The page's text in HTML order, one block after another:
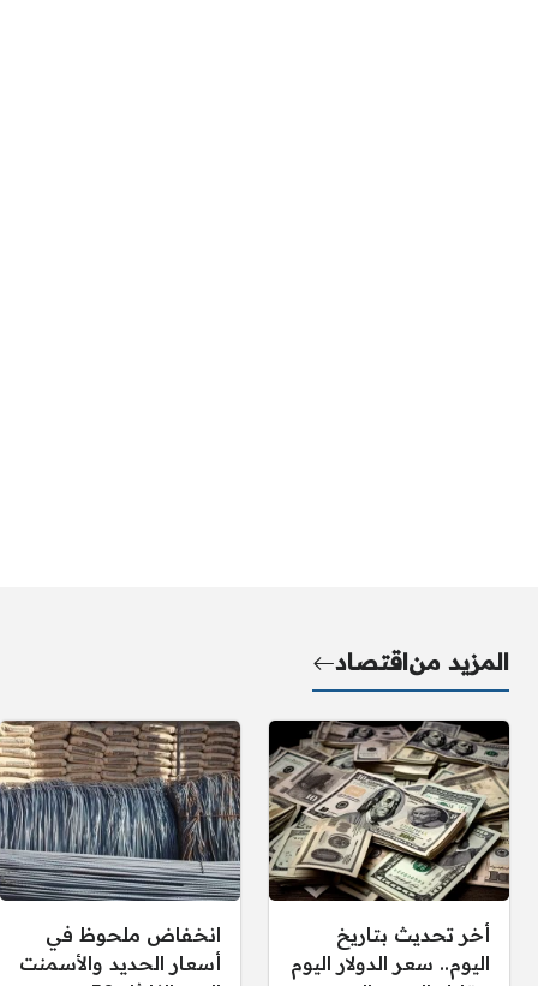
المزيد مناقتصاد
أخر تحديث بتاريخ
اليوم.. سعر الدولار اليوم
انخفاض ملحوظ في
أسعار الحديد والأسمنت